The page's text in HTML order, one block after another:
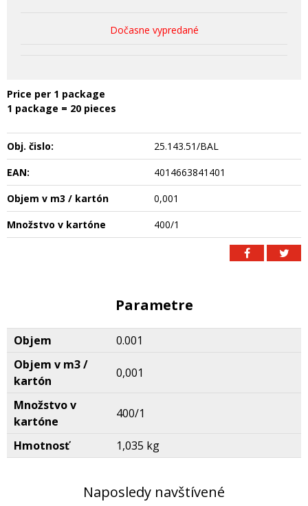
Dočasne vypredané
Price per 1 package
1 package = 20 pieces
Obj. čislo:
25.143.51/BAL
EAN:
4014663841401
Objem v m3 / kartón
0,001
Množstvo v kartóne
400/1
Parametre
Objem
0.001
Objem v m3 /
kartón
0,001
Množstvo v
kartóne
400/1
Hmotnosť 1,035 kg
Naposledy navštívené